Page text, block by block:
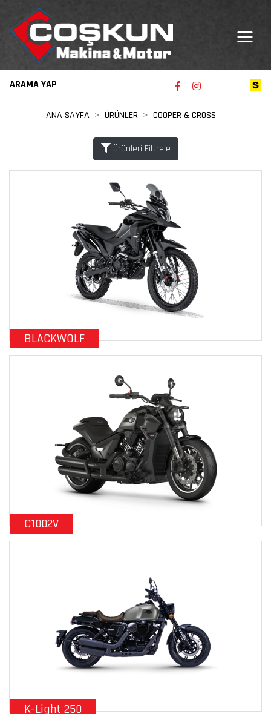
ANA SAYFA ÜRÜNLER COOPER & CROSS
Ürünleri Filtrele
BLACKWOLF
C1002V
K-Light 250